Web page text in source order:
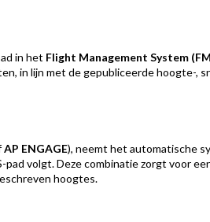
in het Flight Management System
in lijn met de gepubliceerde hoogte-,
AP ENGAGE), neemt het automatische
volgt. Deze combinatie zorgt voor
hoogtes.